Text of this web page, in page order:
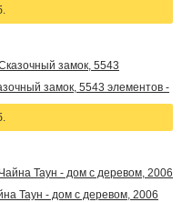
замок, 5543 элементов -
Таун - дом с деревом, 2006